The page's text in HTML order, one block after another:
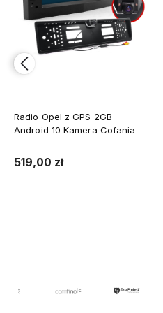
Radio Opel z GPS 2GB
Android 10 Kamera Cofania
519,00 zł